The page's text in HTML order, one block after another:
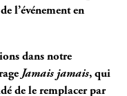
l’événement en
dans notre
Jamais jamais, qui
de le remplacer par